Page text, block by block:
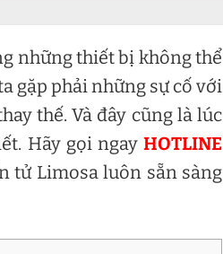
những thiết bị không thể
gặp phải những sự cố với
thế. Và đây cũng là lúc
Hãy gọi ngayHOTLINE
tử Limosa luôn sẵn sàng